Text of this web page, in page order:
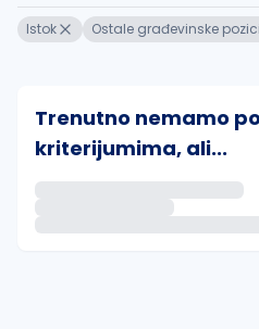
Istok Ostale građevinske
Trenutno nemamo
kriterijumima, ali...